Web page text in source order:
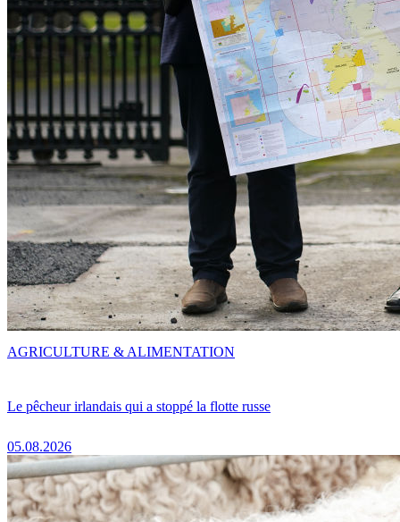
Le pêcheur irlandais qui a stoppé la flotte russe
05.08.2026
AGRICULTURE & ALIMENTATION